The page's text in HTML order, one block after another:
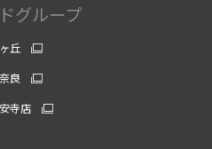
グループ
丘
良
寺店